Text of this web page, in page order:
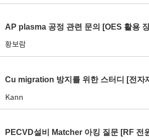
황보람
Cu migration 방지를 위한 스터디 [전자
Kann
PECVD설비 Matcher 아킹 질문 [RF 전